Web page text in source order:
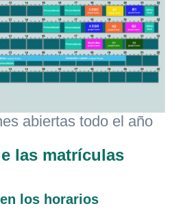
abiertas todo el año
las matrículas
los horarios